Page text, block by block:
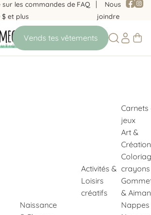
les commandes de
$ et plus
FAQ
Nous
joindre
Naissance
Activités &
Loisirs
créatifs
Carnets
jeux
Art &
Création
crayons
&
Nappes